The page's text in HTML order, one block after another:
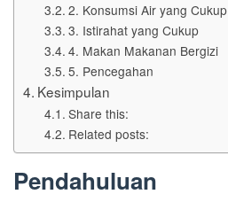
2. Konsumsi Air yang Cukup
3. Istirahat yang Cukup
4. Makan Makanan Bergizi
5. Pencegahan
Kesimpulan
Share this:
Related posts:
Pendahuluan